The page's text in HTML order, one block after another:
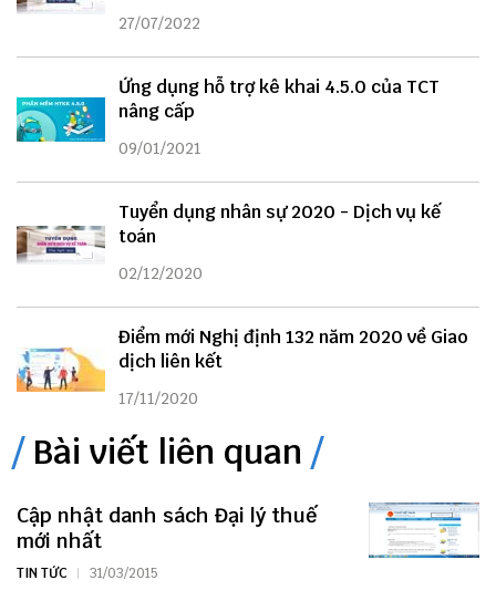
27/07/2022
Ứng dụng hỗ trợ kê khai 4.5.0 của TCT
nâng cấp
09/01/2021
Tuyển dụng nhân sự 2020 - Dịch vụ kế
toán
02/12/2020
Điểm mới Nghị định 132 năm 2020 về Giao
dịch liên kết
17/11/2020
Bài viết liên quan
Cập nhật danh sách Đại lý thuế
mới nhất
TIN TỨC 31/03/2015